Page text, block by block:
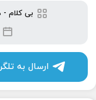
بی کلام -
ارسال به